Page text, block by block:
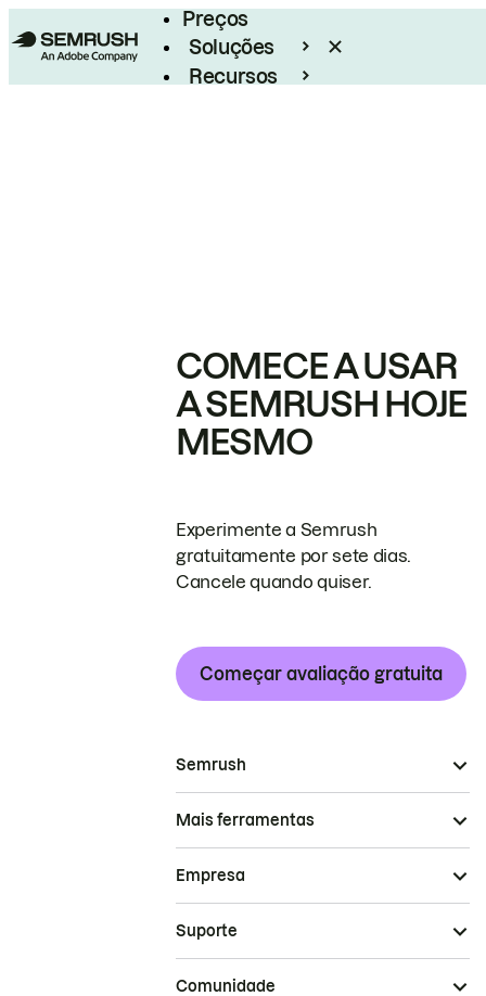
Preços
Soluções
Recursos
COMECE A USAR
A SEMRUSH HOJE
MESMO
Experimente a Semrush
gratuitamente por sete dias.
Cancele quando quiser.
Começar avaliação gratuita
Semrush
Mais ferramentas
Empresa
Suporte
Comunidade